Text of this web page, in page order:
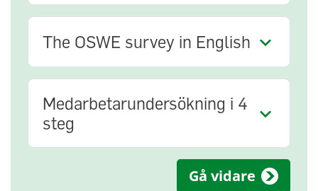
The OSWE survey in English
Medarbetarundersökning i 4
steg
Gå vidare